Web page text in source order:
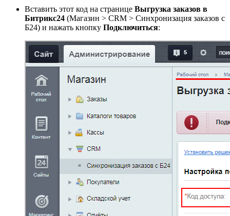
Вставить этот код на странице Выгрузка заказов в
Битрикс24 (Магазин > CRM > Синхронизация заказов с
Б24) и нажать кнопку Подключиться: